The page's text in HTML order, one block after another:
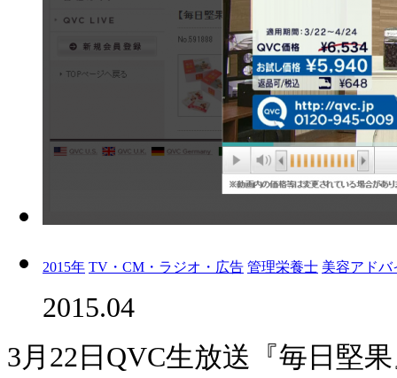
2015年 TV・CM・ラジオ・広告 管理栄養士 美容アドバ
2015.04
3月22日QVC生放送『毎日堅